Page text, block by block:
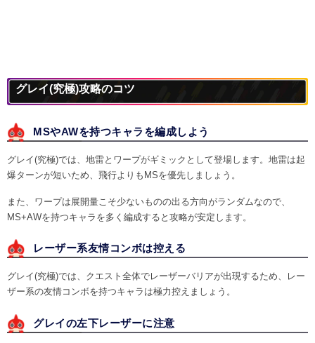
グレイ(究極)攻略のコツ
MSやAWを持つキャラを編成しよう
グレイ(究極)では、地雷とワープがギミックとして登場します。地雷は起
爆ターンが短いため、飛行よりもMSを優先しましょう。
また、ワープは展開量こそ少ないものの出る方向がランダムなので、
MS+AWを持つキャラを多く編成すると攻略が安定します。
レーザー系友情コンボは控える
グレイ(究極)では、クエスト全体でレーザーバリアが出現するため、レー
ザー系の友情コンボを持つキャラは極力控えましょう。
グレイの左下レーザーに注意